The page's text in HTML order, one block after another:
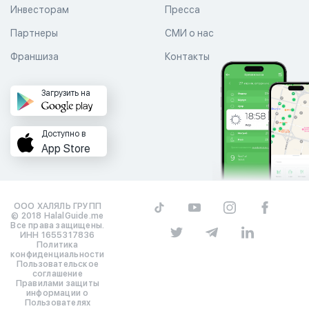
Пресса
СМИ о нас
Контакты
Инвесторам
Партнеры
Франшиза
Загрузить на
Доступно в
App Store
ООО ХАЛЯЛЬ ГРУПП
© 2018 HalalGuide.me
Все права защищены.
ИНН 1655317836
Политика
конфиденциальности
Пользовательское
соглашение
Правилами защиты
информации о
Пользователях